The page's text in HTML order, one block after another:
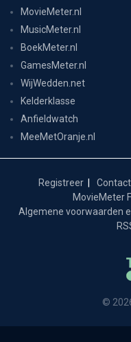
MovieMeter.nl
MusicMeter.nl
BoekMeter.nl
GamesMeter.nl
WijWedden.net
Kelderklasse
Anfieldwatch
MeeMetOranje.nl
Registreer
MovieMeter
Algemene voorwaarden
©